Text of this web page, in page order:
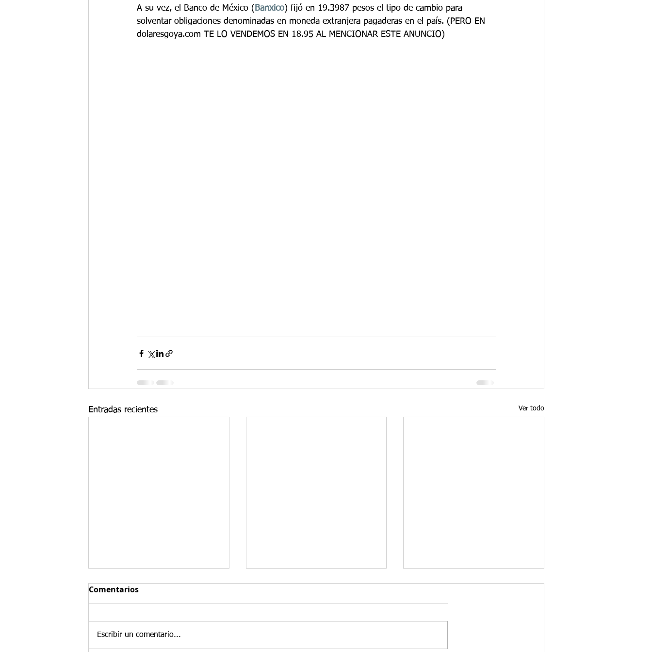
A su vez, el Banco de México ( Banxico) fijó en 19.3987 pesos el tipo de cambio para
solventar obligaciones denominadas en moneda extranjera pagaderas en el país. (PERO EN
dolaresgoya.com TE LO VENDEMOS EN 18.95 AL MENCIONAR ESTE ANUNCIO)
Entradas recientes Ver todo
Precio del dolar
Comentarios
Escribir un comentario...